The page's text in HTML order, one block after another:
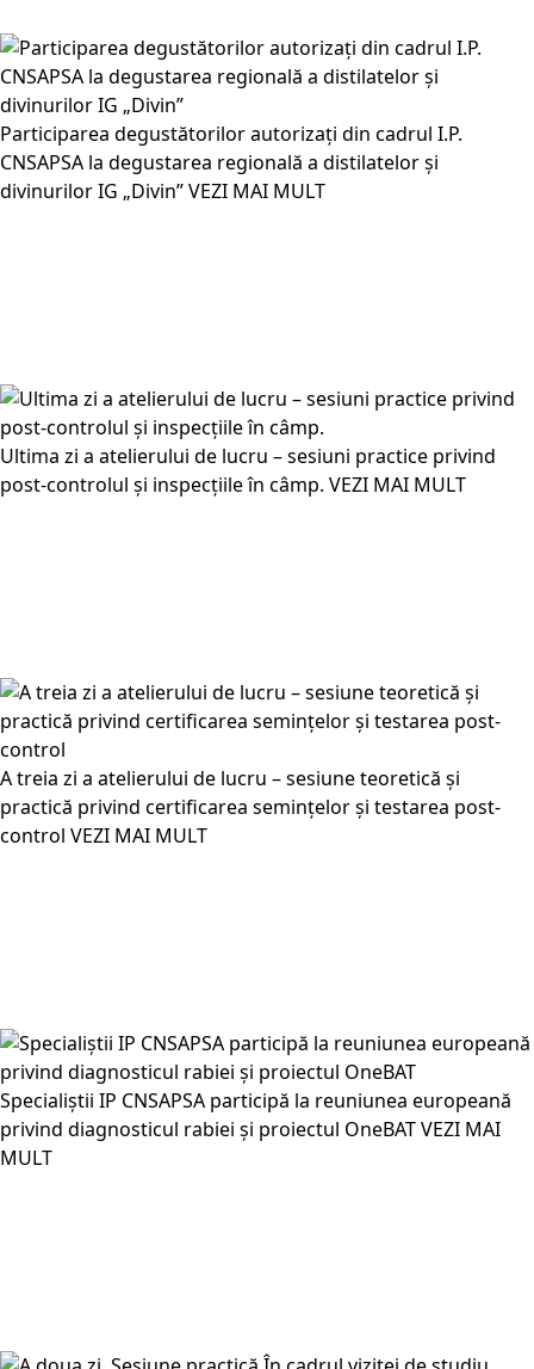
Participarea degustătorilor autorizați din cadrul I.P.
CNSAPSA la degustarea regională a distilatelor și
divinurilor IG „Divin”VEZI MAI MULT
Ultima zi a atelierului de lucru – sesiuni practice privind
post-controlul și inspecțiile în câmp. VEZI MAI MULT
A treia zi a atelierului de lucru – sesiune teoretică și
practică privind certificarea semințelor și testarea post-
control VEZI MAI MULT
Specialiștii IP CNSAPSA participă la reuniunea europeană
privind diagnosticul rabiei și proiectul OneBATVEZI MAI
MULT